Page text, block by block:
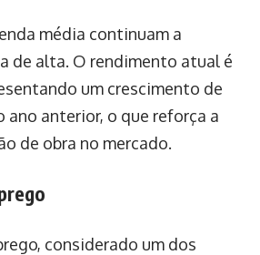
média continuam a
de alta. O rendimento atual é
um crescimento de
ano anterior, o que reforça a
de obra no mercado.
considerado um dos